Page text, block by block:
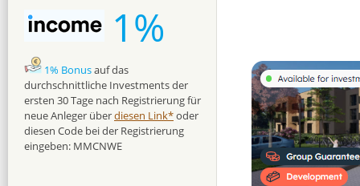
1%
1% Bonusauf das
durchschnittliche Investments der
ersten 30 Tage nach Registrierung für
neue Anleger überdiesen Link*oder
diesen Code bei der Registrierung
eingeben: MMCNWE